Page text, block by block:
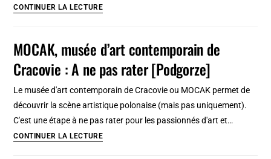
[Pathumwan]
CONTINUER LA LECTUREMeet
d’art
contemporain
[Smichov]
MOCAK, musée d’art contemporain de
Cracovie : A ne pas rater [Podgorze]
Le musée d'art contemporain de Cracovie ou MOCAK permet de
découvrir la scène artistique polonaise (mais pas uniquement).
C'est une étape à ne pas rater pour les passionnés d'art et…
CONTINUER LA LECTUREMOCAK,